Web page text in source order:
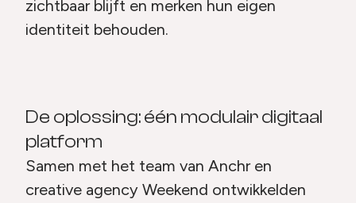
zichtbaar blijft en merken hun eigen
identiteit behouden.
De oplossing: één modulair digitaal
platform
Samen met het team van Anchr en
creative agency Weekend ontwikkelden